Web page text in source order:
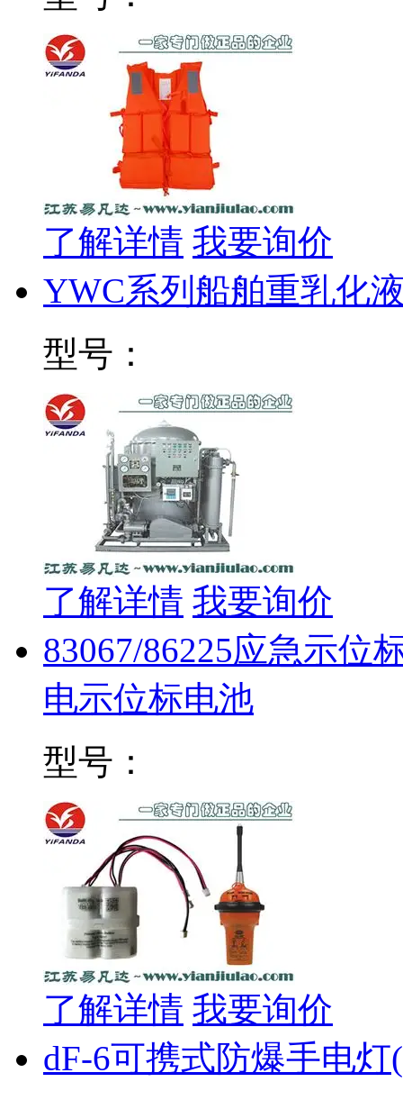
了解详情 我要询价
YWC系列船舶重乳化
型号：
了解详情 我要询价
83067/86225应急示位
电示位标电池
型号：
了解详情 我要询价
dF-6可携式防爆手电灯